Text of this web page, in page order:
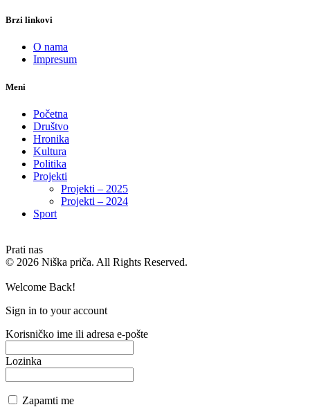
Brzi linkovi
O nama
Impresum
Meni
Početna
Društvo
Hronika
Kultura
Politika
Projekti
Projekti – 2025
Projekti – 2024
Sport
Prati nas
© 2026 Niška priča. All Rights Reserved.
Welcome Back!
Sign in to your account
Korisničko ime ili adresa e-pošte
Lozinka
Zapamti me